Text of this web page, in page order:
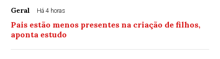
Geral Há 4 horas
Pais estão menos presentes na criação de filhos,
aponta estudo